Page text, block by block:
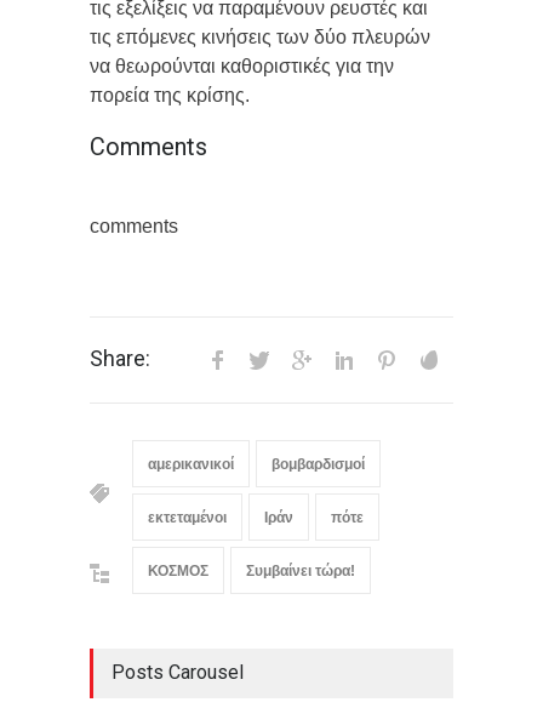
τις εξελίξεις να παραμένουν ρευστές και
τις επόμενες κινήσεις των δύο πλευρών
να θεωρούνται καθοριστικές για την
πορεία της κρίσης.
Comments
comments
Share:
αμερικανικοί βομβαρδισμοί
εκτεταμένοι Ιράν πότε
ΚΟΣΜΟΣ Συμβαίνει τώρα!
Posts Carousel